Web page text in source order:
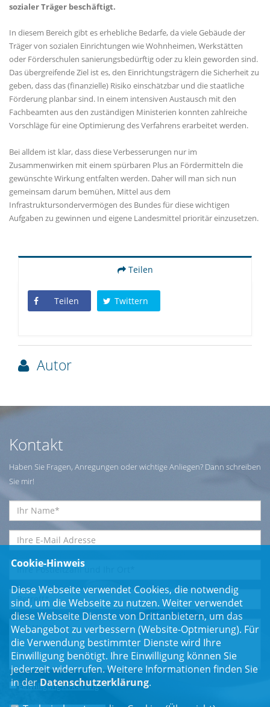
sozialer Träger beschäftigt.
In diesem Bereich gibt es erhebliche Bedarfe, da viele Gebäude der
Träger von sozialen Einrichtungen wie Wohnheimen, Werkstätten
oder Förderschulen sanierungsbedürftig oder zu klein geworden sind.
Das übergreifende Ziel ist es, den Einrichtungsträgern die Sicherheit zu
geben, dass das (finanzielle) Risiko einschätzbar und die staatliche
Förderung planbar sind. In einem intensiven Austausch mit den
Fachbeamten aus den zuständigen Ministerien konnten zahlreiche
Vorschläge für eine Optimierung des Verfahrens erarbeitet werden.
Bei alldem ist klar, dass diese Verbesserungen nur im
Zusammenwirken mit einem spürbaren Plus an Fördermitteln die
gewünschte Wirkung entfalten werden. Daher will man sich nun
gemeinsam darum bemühen, Mittel aus dem
Infrastruktursondervermögen des Bundes für diese wichtigen
Aufgaben zu gewinnen und eigene Landesmittel prioritär einzusetzen.
Teilen
Teilen Twittern
Autor
Kontakt
Haben Sie Fragen, Anregungen oder wichtige Anliegen? Dann schreiben
Sie mir!
Einwilligungserklärung*
Cookie-Hinweis
Diese Webseite verwendet Cookies, die notwendig
sind, um die Webseite zu nutzen. Weiter verwendet
diese Webseite Dienste von Drittanbietern, um das
Webangebot zu verbessern (Website-Optmierung). Für
die Verwendung bestimmter Dienste wird Ihre
Einwilligung benötigt. Ihre Einwilligung können Sie
jederzeit widerrufen. Weitere Informationen finden Sie
in der Datenschutzerklärung.